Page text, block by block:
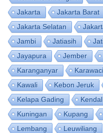
Jakarta
Jakarta Barat
Jakarta Selatan
Jambi
Jatiasih
Jayapura
Jember
Karanganyar
Karawaci
Kawali
Kebon Jeruk
Kelapa Gading
Kendal
Kuningan
Kupang
Lembang
Leuwiliang